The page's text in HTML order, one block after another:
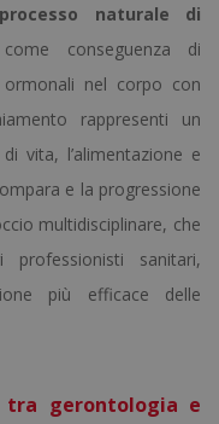
processo naturale di
conseguenza di
nel corpo con
rappresenti un
vita, l’alimentazione e
e la progressione
multidisciplinare, che
sanitari,
più efficace delle
tra gerontologia e